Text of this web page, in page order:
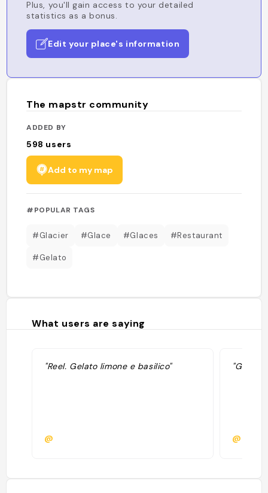
Plus, you'll gain access to your detailed
statistics as a bonus.
Edit your place's information
The mapstr community
ADDED BY
598 users
Add to my map
#POPULAR TAGS
#Glacier #Glace #Glaces #Restaurant
#Gelato
What users are saying
"Reel. Gelato limone e basilico"
@
"Glace